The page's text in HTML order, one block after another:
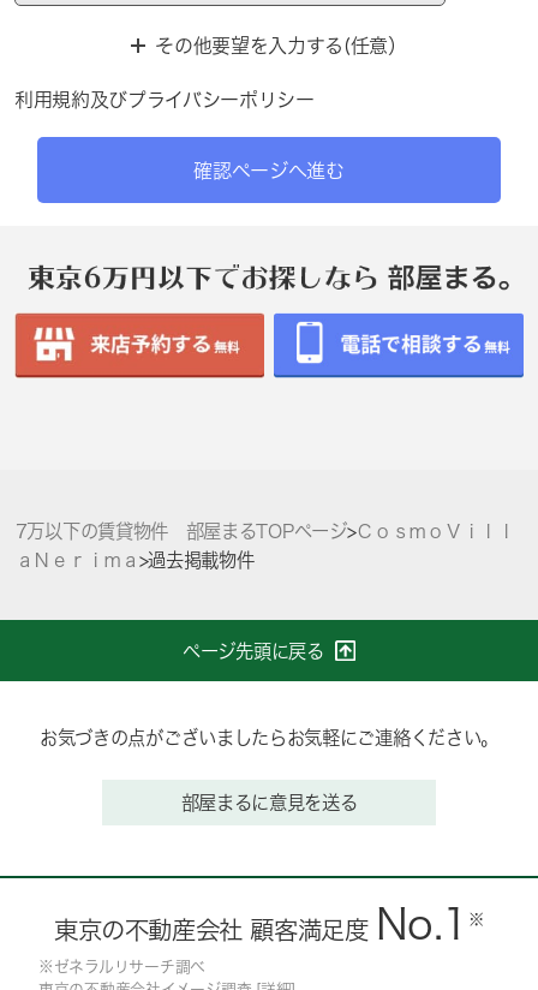
その他要望を入力する(任意）
利用規約及びプライバシーポリシー
確認ページへ進む
7万以下の賃貸物件 部屋まるTOPページ>ＣｏｓｍｏＶｉｌｌ
ａＮｅｒｉｍａ >過去掲載物件
ページ先頭に戻る
お気づきの点がございましたらお気軽にご連絡ください。
部屋まるに意見を送る
東京の不動産会社 顧客満足度 No.1 ※
※ゼネラルリサーチ調べ